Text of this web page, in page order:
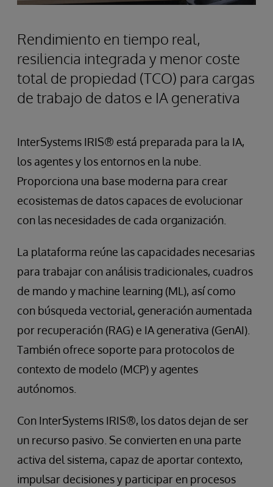
Rendimiento en tiempo real,
resiliencia integrada y menor coste
total de propiedad (TCO) para cargas
de trabajo de datos e IA generativa
InterSystems IRIS® está preparada para la IA,
los agentes y los entornos en la nube.
Proporciona una base moderna para crear
ecosistemas de datos capaces de evolucionar
con las necesidades de cada organización.
La plataforma reúne las capacidades necesarias
para trabajar con análisis tradicionales, cuadros
de mando y machine learning (ML), así como
con búsqueda vectorial, generación aumentada
por recuperación (RAG) e IA generativa (GenAI).
También ofrece soporte para protocolos de
contexto de modelo (MCP) y agentes
autónomos.
Con InterSystems IRIS®, los datos dejan de ser
un recurso pasivo. Se convierten en una parte
activa del sistema, capaz de aportar contexto,
impulsar decisiones y participar en procesos